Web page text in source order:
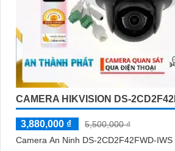
CAMERA HIKVISION DS-
3,880,000 ₫
5,500,000 ₫
Camera An Ninh DS-2CD2F42FWD-